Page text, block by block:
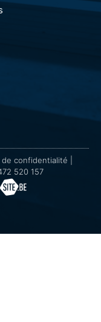
de confidentialité
520 157